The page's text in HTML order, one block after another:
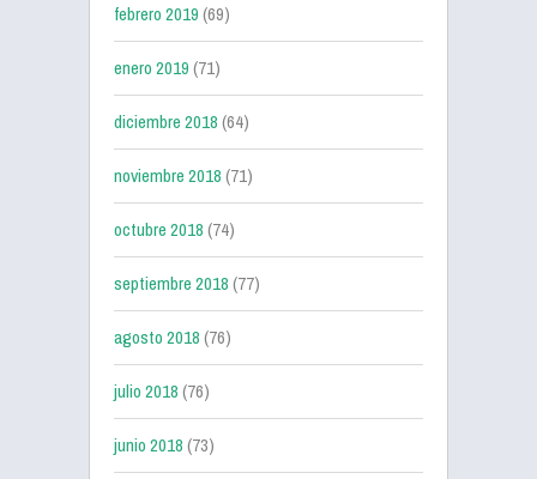
febrero 2019(69)
enero 2019(71)
diciembre 2018(64)
noviembre 2018(71)
octubre 2018(74)
septiembre 2018(77)
agosto 2018(76)
julio 2018(76)
junio 2018(73)